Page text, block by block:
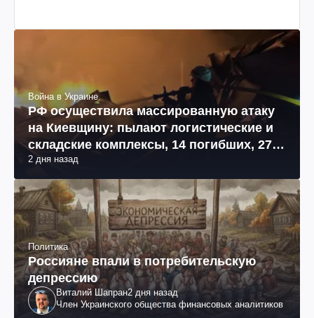
Война в Украине
РФ осуществила массированную атаку
на Киевщину: пылают логистические и
складские комплексы, 14 погибших, 27
раненых (фото, видео)
2 дня назад
Политика
Россияне впали в потребительскую
депрессию
Виталий Шапран2 дня назад
Член Украинского общества финансовых аналитиков